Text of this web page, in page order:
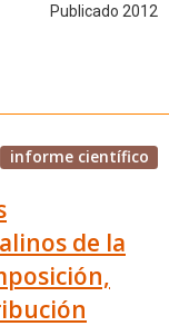
Publicado 2012
informe científico
de la